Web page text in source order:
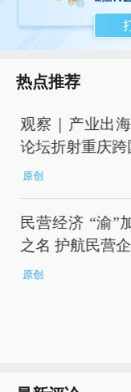
热点推荐
观察｜产业出
论坛折射重庆
原创
民营经济 “渝”
之名 护航民营
原创